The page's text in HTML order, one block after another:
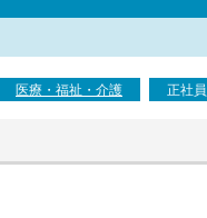
医療・福祉・介護 正社員